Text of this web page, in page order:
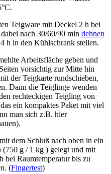
Teigware mit Deckel 2 h bei
nach 30/60/90 min dehnen
h in den Kühlschrank stellen.
Arbeitsfläche geben und
vorsichtig zur Mitte hin
der Teigkarte rundschieben,
Dann die Teiglinge wenden
rechteckigen Teigling von
ein kompaktes Paket mit viel
man sich z.B. hier
dem Schluß nach oben in ein
(750 g / 1 kg ) gelegt und mit
bei Raumtemperatur bis zu
(Fingertest)